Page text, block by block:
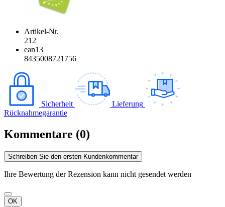
Artikel-Nr.
212
ean13
8435008721756
Sicherheit
Lieferung
Rücknahmegarantie
Kommentare (0)
Schreiben Sie den ersten Kundenkommentar
Ihre Bewertung der Rezension kann nicht gesendet werden
OK